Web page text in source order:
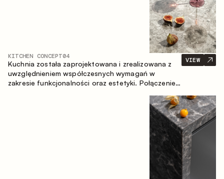
KITCHEN CONCEPT04
Kuchnia została zaprojektowana i zrealizowana z
uwzględnieniem współczesnych wymagań w
zakresie funkcjonalności oraz estetyki. Połączenie
VIEW